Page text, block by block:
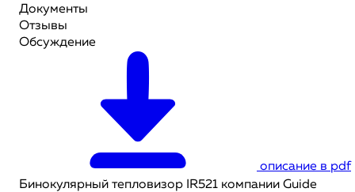
Документы
Отзывы
Обсуждение
описание в pdf
Бинокулярный тепловизор IR521 компании Guide